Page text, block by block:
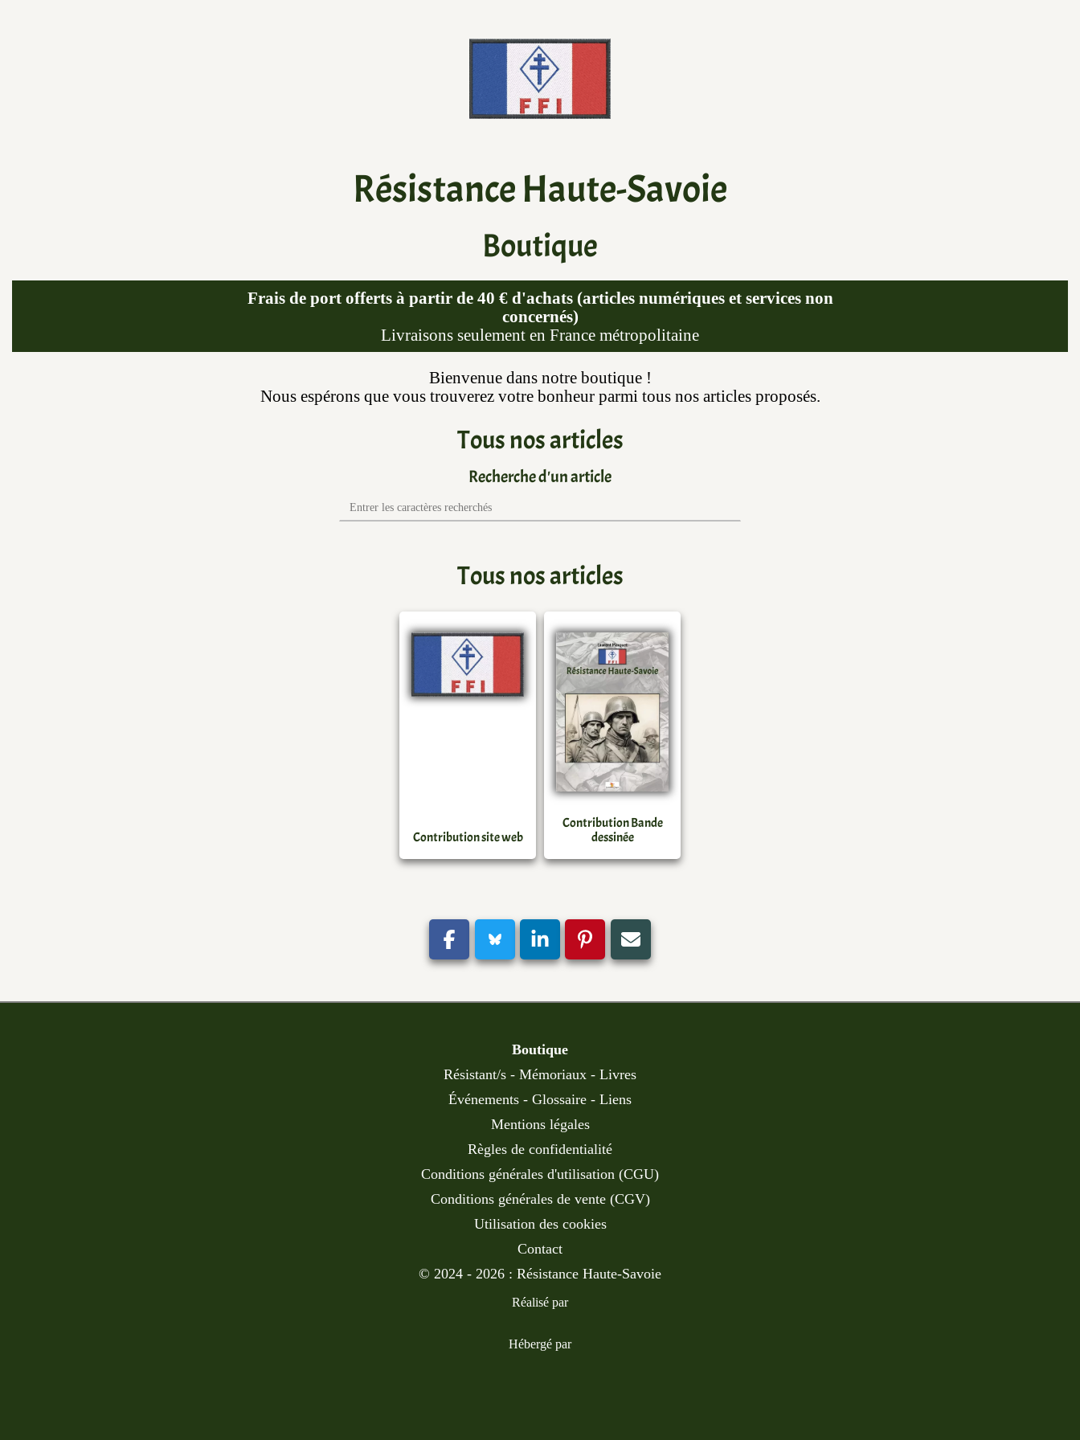
Résistance Haute-Savoie
Boutique
Frais de port offerts à partir de 40 € d'achats (articles numériques et services non
concernés)
Livraisons seulement en France métropolitaine
Bienvenue dans notre boutique !
Nous espérons que vous trouverez votre bonheur parmi tous nos articles proposés.
Tous nos articles
Recherche d'un article
Tous nos articles
Contribution site web
Contribution Bande
dessinée
Boutique
Résistant/s - Mémoriaux - Livres
Événements - Glossaire - Liens
Mentions légales
Règles de confidentialité
Conditions générales d'utilisation (CGU)
Conditions générales de vente (CGV)
Utilisation des cookies
Contact
© 2024 - 2026 : Résistance Haute-Savoie
Réalisé par
Hébergé par